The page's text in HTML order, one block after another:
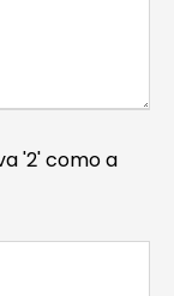
'2' como a